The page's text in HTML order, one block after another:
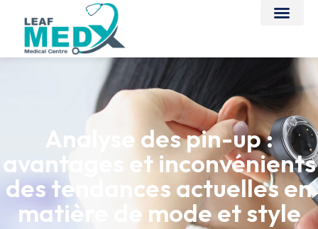
Analyse des pin-up :
avantages et inconvénients
des tendances actuelles en
matière de mode et style